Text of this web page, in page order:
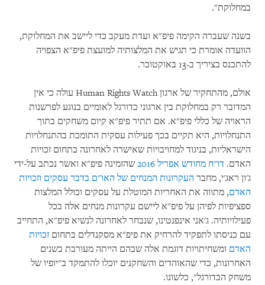
במחלוקת".
בשנה שעברה הקימה פיפ"א ועדת מעקב כדי ליישב את המחלוקת,
הוועדה אומרת כי תגיש את המלצותיה למועצת פיפ"א הצפויה
להתכנס בציריך ב-13 באוקטובר.
אולם, מהתחקיר של ארגוןHuman Rights Watch עולה כי אין
המדובר רק במחלוקת בין ארגוני כדורגל לאומיים בנוגע לפרשנות
הראויה של כללי פיפ"א. אם תתיר פיפ"א קיום משחקים בתוך
התנחלויות, היא תקיים בכך פעילות עסקית התומכת בהתנחלויות
הישראליות, בניגוד למחויבויות שאישרה לאחרונה בתחום זכויות
האדם. דו"ח מחודש אפריל 2016
שהזמינה פיפ"א ואשר נכתב על-ידי
ג'ון ראג'י, מחבר העקרונות המנחים של האו"ם בדבר עסקים וזכויות
האדם, מתווה את האחריות המוטלת על עסקים וכולל המלצות
ספציפיות לפיהן על פיפ"א ליישם עקרונות מנחים אלה בכל
פעילויותיה. ג'אני אינפנטינו, שנבחר לאחרונה לנשיא פיפ"א, התחייב
עם כניסתו לתפקיד להרחיק את פיפ"א מסקנדלים בתחום זכויות
האדם ומשחיתויות דוגמת אלה שבהם הייתה מעורבת בשנים
האחרונות, כדי שהאוהדים והשחקנים יוכלו להתמקד ב"יופיו של
משחק הכדורגל", כלשונו.